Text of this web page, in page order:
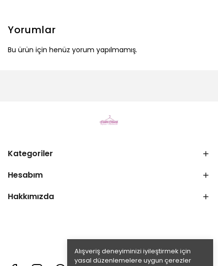
Alışveriş deneyiminizi iyileştirmek için
yasal düzenlemelere uygun çerezler
Yorumlar
Bu ürün için henüz yorum yapılmamış.
Kategoriler
Hesabım
Hakkımızda